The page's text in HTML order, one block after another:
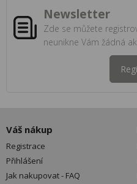
Newsletter
Zde se můžete
neunikne Vám žádná
Váš nákup
Registrace
Přihlášení
Jak nakupovat - FAQ